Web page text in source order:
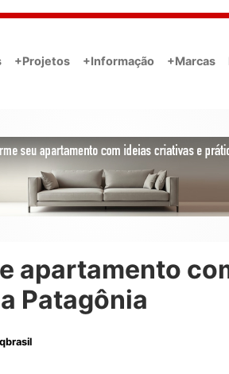
+Projetos +Informação +Marcas
apartamento
Patagônia